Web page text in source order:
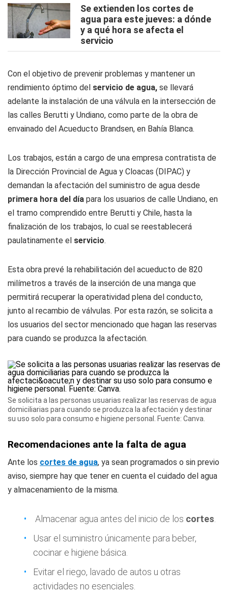
Se extienden los cortes de
agua para este jueves: a dónde
y a qué hora se afecta el
servicio
Con el objetivo de prevenir problemas y mantener un
rendimiento óptimo del servicio de agua, se llevará
adelante la instalación de una válvula en la intersección de
las calles Berutti y Undiano, como parte de la obra de
envainado del Acueducto Brandsen, en Bahía Blanca.
Los trabajos, están a cargo de una empresa contratista de
la Dirección Provincial de Agua y Cloacas (DIPAC) y
demandan la afectación del suministro de agua desde
primera hora del día para los usuarios de calle Undiano, en
el tramo comprendido entre Berutti y Chile, hasta la
finalización de los trabajos, lo cual se reestablecerá
paulatinamente el servicio.
Esta obra prevé la rehabilitación del acueducto de 820
milímetros a través de la inserción de una manga que
permitirá recuperar la operatividad plena del conducto,
junto al recambio de válvulas. Por esta razón, se solicita a
los usuarios del sector mencionado que hagan las reservas
para cuando se produzca la afectación.
Se solicita a las personas usuarias realizar las reservas de agua
domiciliarias para cuando se produzca la afectación y destinar
su uso solo para consumo e higiene personal. Fuente: Canva.
Recomendaciones ante la falta de agua
Ante los cortes de agua, ya sean programados o sin previo
aviso, siempre hay que tener en cuenta el cuidado del agua
y almacenamiento de la misma.
Almacenar agua antes del inicio de los cortes
Usar el suministro únicamente para beber,
cocinar e higiene básica.
Evitar el riego, lavado de autos u otras
actividades no esenciales.